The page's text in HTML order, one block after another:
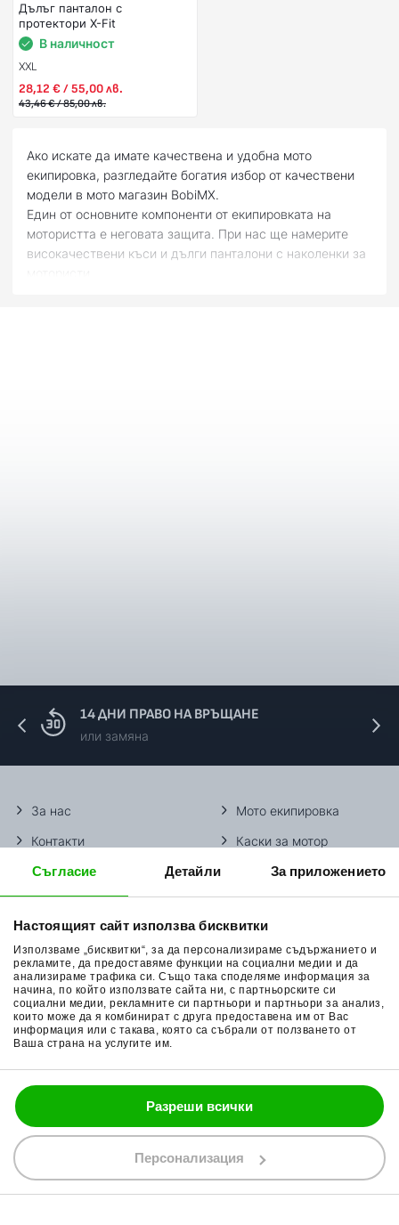
Съгласие Детайли За приложението
Настоящият сайт използва бисквитки
Използваме „бисквитки“, за да персонализираме съдържанието и
рекламите, да предоставяме функции на социални медии и да
анализираме трафика си. Също така споделяме информация за
начина, по който използвате сайта ни, с партньорските си
социални медии, рекламните си партньори и партньори за анализ,
които може да я комбинират с друга предоставена им от Вас
информация или с такава, която са събрали от ползването от
Ваша страна на услугите им.
Разреши всички
Персонализация
Дълъг панталон с
протектори X-Fit
В наличност
XXL
28,12 € / 55,00 лв.
43,46 € / 85,00 лв.
Ако искате да имате качествена и удобна мото
екипировка, разгледайте богатия избор от качествени
модели в мото магазин BobiMX.
Един от основните компоненти от екипировката на
мотористта е неговата защита. При нас ще намерите
високачествени къси и дълги панталони с наколенки за
14 ДНИ ПРАВО НА ВРЪЩАНЕ
или замяна
За нас
Контакти
Методи доставка
Начини плащане
Връщане на стока
Общи условия
Поверителност
Политика за бисквитки
Мото екипировка
Каски за мотор
Ботуши за мотор
Гуми за мотор
Очила за мотор
Раници за мотор
Ръкавици за мотор
Части за мотор
088 200 7002
shop@bobimx.com